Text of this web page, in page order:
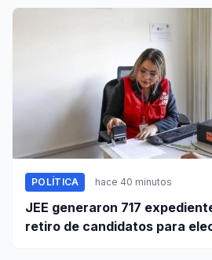
POLÍTICA hace 40 minutos
JEE generaron 717
retiro de candidatos para